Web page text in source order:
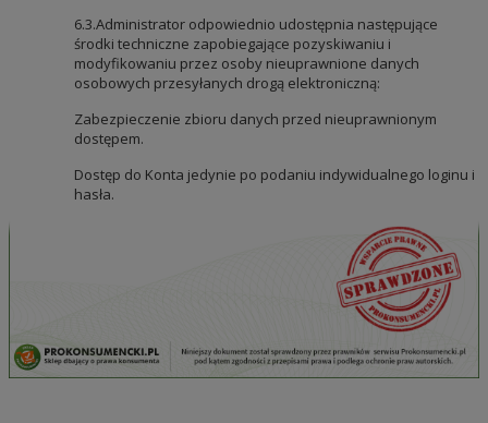
6.3.Administrator odpowiednio udostępnia następujące
środki techniczne zapobiegające pozyskiwaniu i
modyfikowaniu przez osoby nieuprawnione danych
osobowych przesyłanych drogą elektroniczną:
Zabezpieczenie zbioru danych przed nieuprawnionym
dostępem.
Dostęp do Konta jedynie po podaniu indywidualnego loginu i
hasła.